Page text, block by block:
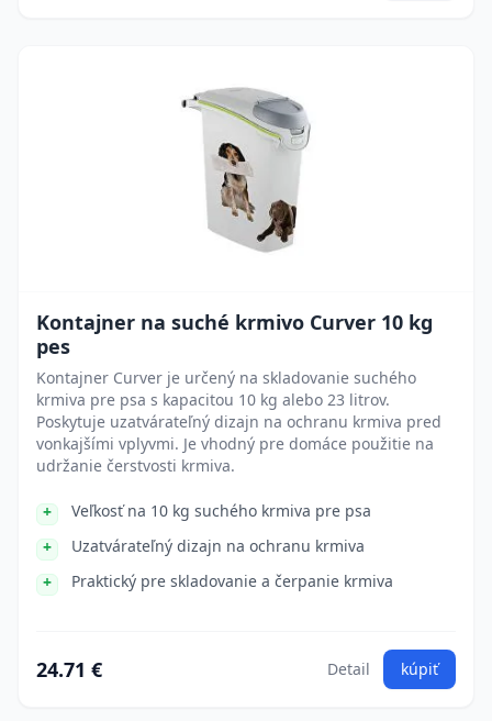
Kontajner na suché krmivo Curver 10 kg
pes
Kontajner Curver je určený na skladovanie suchého
krmiva pre psa s kapacitou 10 kg alebo 23 litrov.
Poskytuje uzatvárateľný dizajn na ochranu krmiva pred
vonkajšími vplyvmi. Je vhodný pre domáce použitie na
udržanie čerstvosti krmiva.
Veľkosť na 10 kg suchého krmiva pre psa
Uzatvárateľný dizajn na ochranu krmiva
Praktický pre skladovanie a čerpanie krmiva
24.71 € Detail kúpiť